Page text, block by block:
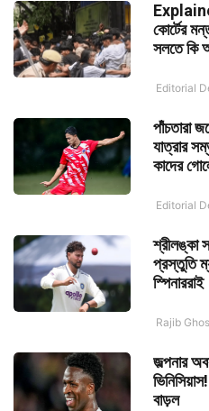
কোর্টের
সলতে কি
Editorial
পাঁচতারা
যাত্রার
কাদের
Editorial
শ্রীলঙ্কা
প্রস্তুতি
স্পিনাররাই
Rajib
জল্পনার
বাড়ল